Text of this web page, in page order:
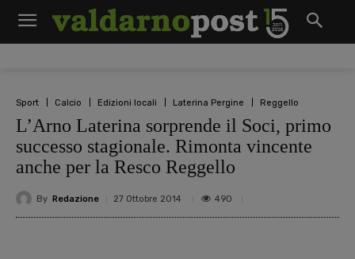
Sport Calcio Edizioni locali Laterina Pergine Reggello
L’Arno Laterina sorprende il Soci, primo
successo stagionale. Rimonta vincente
anche per la Resco Reggello
By Redazione 27 Ottobre 2014 490